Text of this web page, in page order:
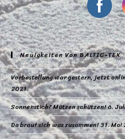
Neuigkeiten Von BALTIC-TEX
Vorbestellung war gestern, jetzt
2021
Sonnenstich? Mützen schützen!6.
Da braut sich was zusammen!31. Mai